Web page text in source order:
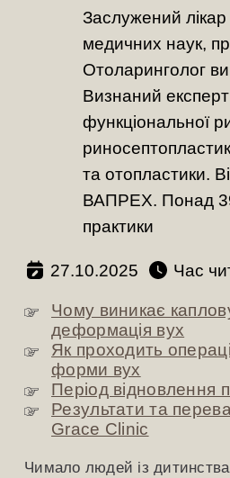
Заслужений лікар
медичних наук,
Отоларинголог
Визнаний
функціональної
та отопластики.
ВАПРЕХ. Понад 39
практики
27.10.2025 Час
Чому виникає
деформація вух
Як проходить
форми вух
Період відновлення
Результати та
Grace Clinic
Чимало людей із дитинства